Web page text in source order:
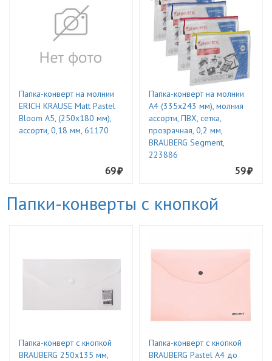
Папка-конверт на молнии
ERICH KRAUSE Matt Pastel
Bloom А5, (250х180 мм),
ассорти, 0,18 мм, 61170
69
Папка-конверт на молнии
А4 (335х243 мм), молния
ассорти, ПВХ, сетка,
прозрачная, 0,2 мм,
BRAUBERG Segment,
223886
59
Папки-конверты с кнопкой
Папка-конверт с кнопкой
BRAUBERG 250х135 мм,
Папка-конверт с кнопкой
BRAUBERG Pastel А4 до